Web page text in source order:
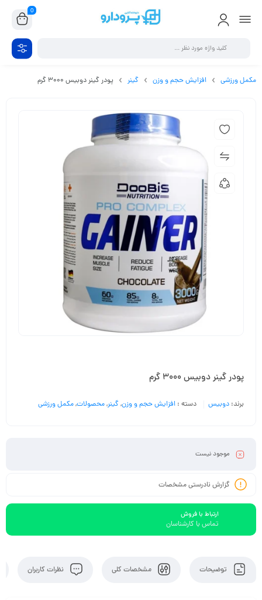
0
مکمل ورزشی افزایش حجم و وزن گینر پودر گینر دوبیس 3000 گرم
پودر گینر دوبیس 3000 گرم
برند: دوبیس دسته : افزایش حجم و وزن,گینر,محصولات,مکمل ورزشی
موجود نیست
گزارش نادرستی مشخصات
ارتباط با فروش
تماس با کارشناسان
توضیحات مشخصات کلی نظرات کاربران